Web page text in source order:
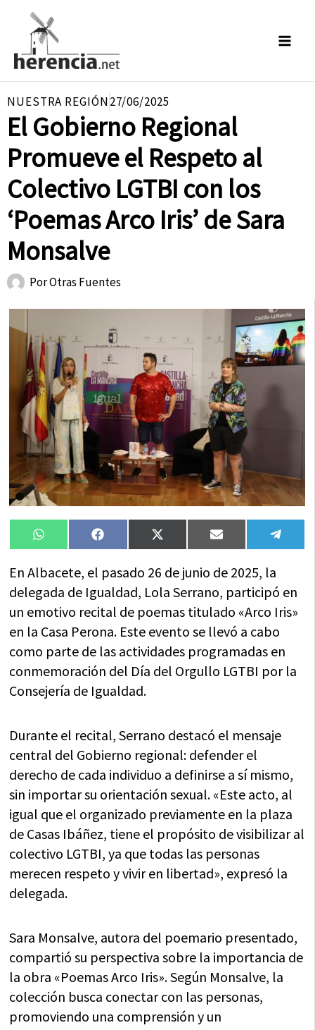
contenido
NUESTRA REGIÓN27/06/2025
El Gobierno Regional
Promueve el Respeto al
Colectivo LGTBI con los
‘Poemas Arco Iris’ de Sara
Monsalve
PorOtras Fuentes
Compartir
en
WhatsAppCompartir
en
FacebookCompartir
en
X
(Twitter)
Compartir
en
Email
en
En Albacete, el pasado 26 de junio de 2025, la
delegada de Igualdad, Lola Serrano, participó en
un emotivo recital de poemas titulado «Arco Iris»
en la Casa Perona. Este evento se llevó a cabo
como parte de las actividades programadas en
conmemoración del Día del Orgullo LGTBI por la
Consejería de Igualdad.
Durante el recital, Serrano destacó el mensaje
central del Gobierno regional: defender el
derecho de cada individuo a definirse a sí mismo,
sin importar su orientación sexual. «Este acto, al
igual que el organizado previamente en la plaza
de Casas Ibáñez, tiene el propósito de visibilizar al
colectivo LGTBI, ya que todas las personas
merecen respeto y vivir en libertad», expresó la
delegada.
Sara Monsalve, autora del poemario presentado,
compartió su perspectiva sobre la importancia de
la obra «Poemas Arco Iris». Según Monsalve, la
colección busca conectar con las personas,
promoviendo una comprensión y un